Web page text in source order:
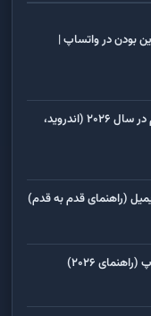
بودن در واتساپ |
راهنمای جامع ذخیره لایو اینستاگرام در سال ۲۰۲۶ (اندروید،
(راهنمای قدم به قدم)
۲۰۲۶)